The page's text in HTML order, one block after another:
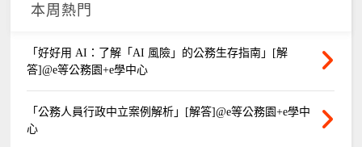
本周熱門
「好好用 AI：了解「AI 風險」的公務生存指南」[解
答]@e等公務園+e學中心
「公務人員行政中立案例解析」[解答]@e等公務園+e學中
心